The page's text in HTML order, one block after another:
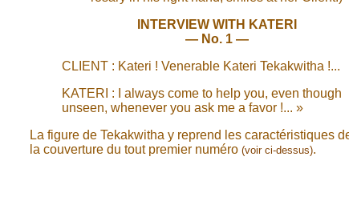
INTERVIEW WITH KATERI
— No. 1 —
CLIENT : Kateri ! Venerable Kateri Tekakwitha !...
KATERI : I always come to help you, even though
unseen, whenever you ask me a favor !... »
La figure de Tekakwitha y reprend les caractéristiques
la couverture du tout premier numéro (voir ci-dessus).